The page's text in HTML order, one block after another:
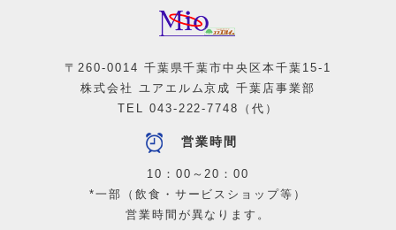
〒260-0014 千葉県千葉市中央区本千葉15-1
株式会社 ユアエルム京成 千葉店事業部
TEL 043-222-7748 （代）
営業時間
10：00～20：00
*一部（飲食・サービスショップ等）
営業時間が異なります。